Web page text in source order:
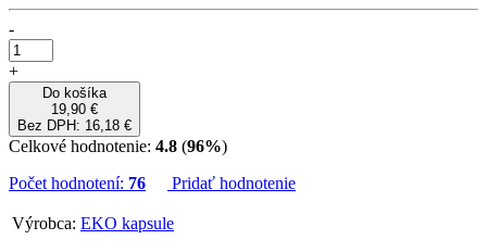
-
+
Do košíka
19,90 €
Bez DPH: 16,18 €
Celkové hodnotenie: 4.8 (96%)
Počet hodnotení: 76 Pridať hodnotenie
Výrobca: EKO kapsule